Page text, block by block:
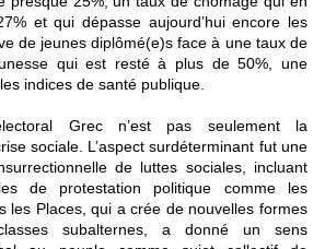
et qui dépasse aujourd’hui encore les
de jeunes diplômé(e)s face à une taux de
qui est resté à plus de 50%, une
indices de santé publique.
Grec n’est pas seulement la
sociale. L’aspect surdéterminant fut une
de luttes sociales, incluant
de protestation politique comme les
les Places, qui a crée de nouvelles formes
subalternes, a donné un sens